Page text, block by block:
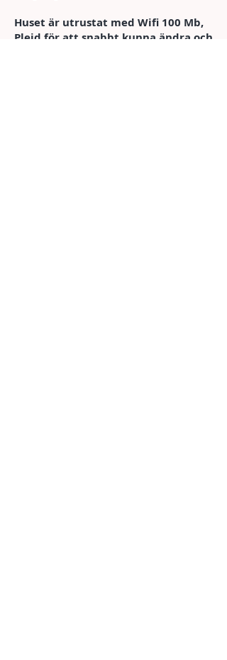
Huset är utrustat med Wifi 100 Mb,
Plejd för att snabbt kunna ändra och